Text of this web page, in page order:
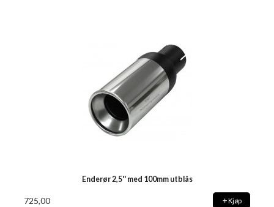
Enderør 2,5'' med 100mm utblås
725,00 Kjøp